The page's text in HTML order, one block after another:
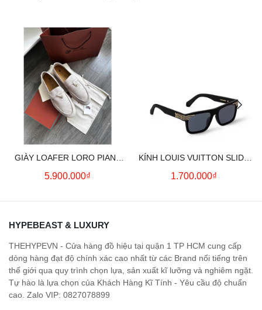
GIÀY LOAFER LORO PIANA
SUMMER CHARMS (CREAM)
5.900.000₫
KÍNH LOUIS VUITTON SLIDE
SQUARE SUNGLASSES
1.700.000₫
HYPEBEAST & LUXURY
THEHYPEVN - Cửa hàng đồ hiệu tại quận 1 TP HCM cung cấp
dòng hàng đạt độ chính xác cao nhất từ các Brand nổi tiếng trên
thế giới qua quy trình chọn lựa, sản xuất kĩ lưỡng và nghiêm ngặt.
Tự hào là lựa chọn của Khách Hàng Kĩ Tính - Yêu cầu độ chuẩn
cao. Zalo VIP: 0827078899